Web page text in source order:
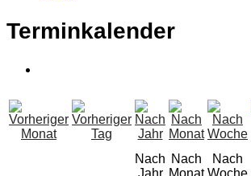
Terminkalender
Nach Nach
Nach